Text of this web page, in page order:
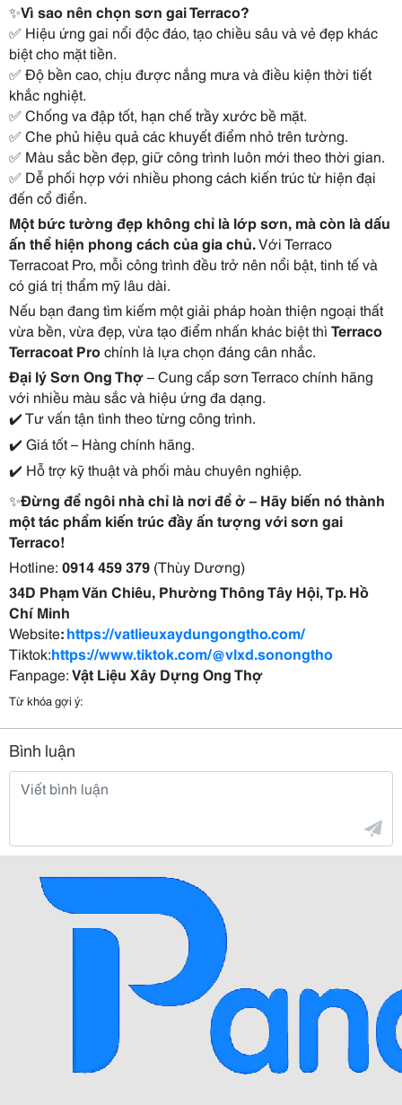
✨Vì sao nên chọn sơn gai Terraco?
✅ Hiệu ứng gai nổi độc đáo, tạo chiều sâu và vẻ đẹp khác
biệt cho mặt tiền.
✅ Độ bền cao, chịu được nắng mưa và điều kiện thời tiết
khắc nghiệt.
✅ Chống va đập tốt, hạn chế trầy xước bề mặt.
✅ Che phủ hiệu quả các khuyết điểm nhỏ trên tường.
✅ Màu sắc bền đẹp, giữ công trình luôn mới theo thời gian.
✅ Dễ phối hợp với nhiều phong cách kiến trúc từ hiện đại
đến cổ điển.
Một bức tường đẹp không chỉ là lớp sơn, mà còn là dấu
ấn thể hiện phong cách của gia chủ.Với Terraco
Terracoat Pro, mỗi công trình đều trở nên nổi bật, tinh tế và
có giá trị thẩm mỹ lâu dài.
Nếu bạn đang tìm kiếm một giải pháp hoàn thiện ngoại thất
vừa bền, vừa đẹp, vừa tạo điểm nhấn khác biệt thì Terraco
Terracoat Prochính là lựa chọn đáng cân nhắc.
Đại lý Sơn Ong Thợ– Cung cấp sơn Terraco chính hãng
với nhiều màu sắc và hiệu ứng đa dạng.
✔️Tư vấn tận tình theo từng công trình.
✔️ Giá tốt – Hàng chính hãng.
✔️ Hỗ trợ kỹ thuật và phối màu chuyên nghiệp.
✨Đừng để ngôi nhà chỉ là nơi để ở – Hãy biến nó thành
một tác phẩm kiến trúc đầy ấn tượng với sơn gai
Terraco!
Hotline: 0914 459 379 (Thùy Dương)
34D Phạm Văn Chiêu, Phường Thông Tây Hội, Tp. Hồ
Chí Minh
Website:https://vatlieuxaydungongtho.com/
Tiktok:https://www.tiktok.com/@vlxd.sonongtho
Fanpage:Vật Liệu Xây Dựng Ong Thợ
Từ khóa gợi ý:
Bình luận